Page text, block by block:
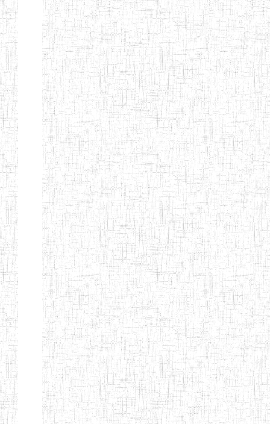
Afficher Page 4 sur 13 Total: 307
Début Préc. 1 2 3 4 5
6
Suivant
Fin
ENIEG BILINGUE
LE NORMALIEN
CITOYEN
01/08/2014 ENIEG
ENIEG BILINGUE
CLAIRE
FONTAINE
03/10/2012 ENIEG
Etablissements
d'enseignement
secondaire
technique
et
professionnel